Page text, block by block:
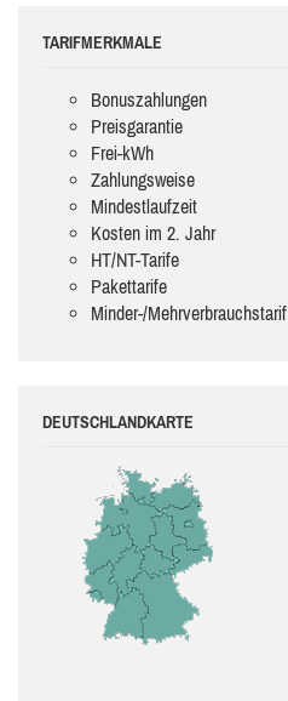
TARIFMERKMALE
Bonuszahlungen
Preisgarantie
Frei-kWh
Zahlungsweise
Mindestlaufzeit
Kosten im 2. Jahr
HT/NT-Tarife
Pakettarife
Minder-/Mehrverbrauchstarif
DEUTSCHLANDKARTE